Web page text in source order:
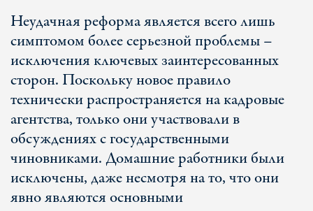
Неудачная реформа является всего лишь
симптомом более серьезной проблемы –
исключения ключевых заинтересованных
сторон. Поскольку новое правило
технически распространяется на кадровые
агентства, только они участвовали в
обсуждениях с государственными
чиновниками. Домашние работники были
исключены, даже несмотря на то, что они
явно являются основными